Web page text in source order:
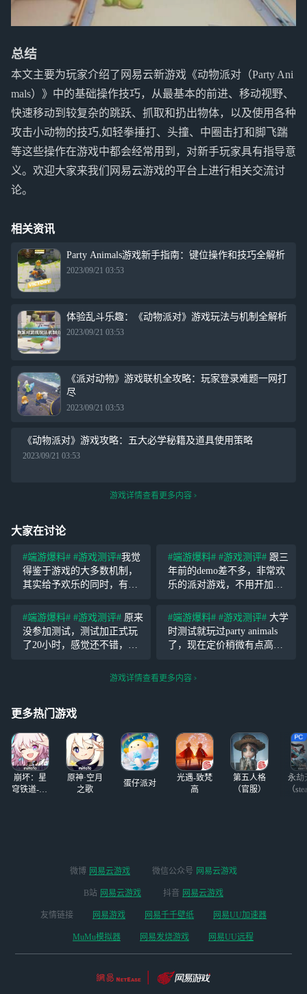
总结
本文主要为玩家介绍了网易云新游戏《动物派对（Party Ani
mals）》中的基础操作技巧，从最基本的前进、移动视野、
快速移动到较复杂的跳跃、抓取和扔出物体，以及使用各种
攻击小动物的技巧,如轻拳捶打、头撞、中圈击打和脚飞踹
等这些操作在游戏中都会经常用到，对新手玩家具有指导意
义。欢迎大家来我们网易云游戏的平台上进行相关交流讨
论。
相关资讯
Party Animals游戏新手指南：键位操作和技巧全解析
2023/09/21 03:53
体验乱斗乐趣：《动物派对》游戏玩法与机制全解析
2023/09/21 03:53
《派对动物》游戏联机全攻略：玩家登录难题一网打
尽
2023/09/21 03:53
《动物派对》游戏攻略：五大必学秘籍及道具使用策略
2023/09/21 03:53
游戏详情查看更多内容
大家在讨论
#端游爆料# #游戏测评#我觉
得鉴于游戏的大多数机制，
其实给予欢乐的同时，有更
更持续，毕竟，也不能一直
欢乐下去，会麻木，快乐之
后还会有什么吸引我们继续
#端游爆料# #游戏测评# 跟三
年前的demo差不多，非常欢
乐的派对游戏，不用开加速
把别人打晕的那一下时
停），傻不啦叽的小动物拿
棒球棒锤别的傻不拉叽的小
#端游爆料# #游戏测评# 原来
没参加测试，测试加正式玩
了20小时，感觉还不错，目
还是过多的，后期最好可以
乐了几天
#端游爆料# #游戏测评# 大学
时测试就玩过party animals
了，现在定价稍微有点高，
挺欢乐的，有朋友玩的话游
游戏详情查看更多内容
更多热门游戏
崩坏：星
穹铁道-4.4
原神·空月
之歌
蛋仔派对
光遇-致梵
高
第五人格
（官服）
永劫
（
微博 网易云游戏 微信公众号 网易云游戏
B站 网易云游戏 抖音 网易云游戏
友情链接 网易游戏 网易千千壁纸 网易UU加速器
MuMu模拟器 网易发烧游戏 网易UU远程